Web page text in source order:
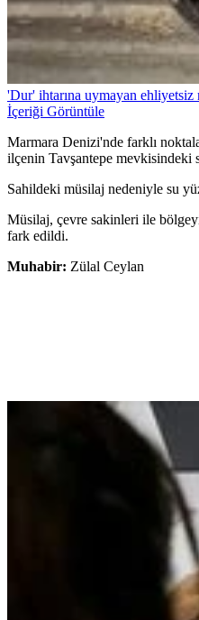
'Dur' ihtarına uymayan
İçeriği Görüntüle
Marmara Denizi'nde farklı
ilçenin Tavşantepe mevkisindeki
Sahildeki müsilaj nedeniyle su
Müsilaj, çevre sakinleri ile
fark edildi.
Muhabir: Zülal Ceylan